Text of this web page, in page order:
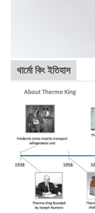
থার্মো কিং ইতিহাস